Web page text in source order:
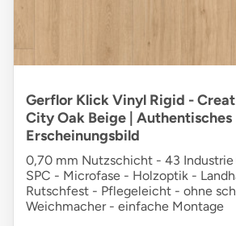
Gerflor Klick Vinyl Rigid -
City Oak Beige | Authentisches
Erscheinungsbild
0,70 mm Nutzschicht - 43
SPC - Microfase - Holzoptik -
Rutschfest - Pflegeleicht - ohne
Weichmacher - einfache Montage